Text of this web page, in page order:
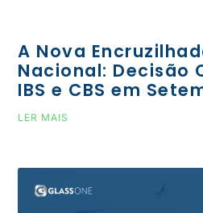
A Nova
Nacional: Decisão
IBS e CBS em
LER MAIS